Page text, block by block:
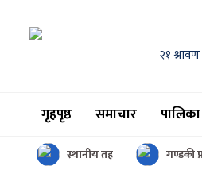
२१
गृहपृष्ठ समाचार
स्थानीय तह गण्डकी